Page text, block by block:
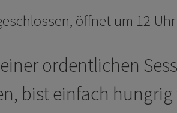
öffnet um 12 Uhr
ordentlichen
bist einfach